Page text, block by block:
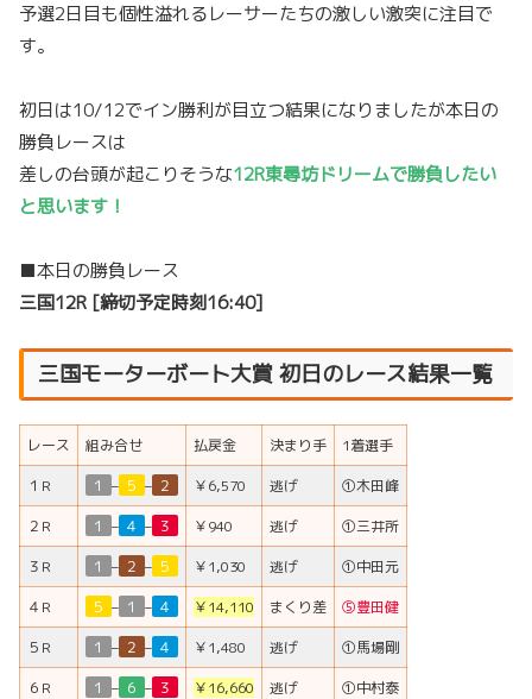
予選2日目も個性溢れるレーサーたちの激しい激突に注目で
す。
初日は10/12でイン勝利が目立つ結果になりましたが本日の
勝負レースは
差しの台頭が起こりそうな12R東尋坊ドリームで勝負したい
と思います！
■本日の勝負レース
三国12R [締切予定時刻16:40]
三国モーターボート大賞 初日のレース結果一覧
レース 組み合せ 払戻金 決まり手
1着選手
１R
１ – ５ – ２ ￥6,570 逃げ
①木田峰
２R
１ – ４ – ３ ￥940 逃げ
①三井所
３R
１ – ２ – ５ ￥1,030 逃げ
①中田元
４R
５ – １ – ４ ￥14,110 まくり差
⑤豊田健
５R
１ – ２ – ４ ￥1,480 逃げ
①馬場剛
６R
１ – ６ – ３ ￥16,660 逃げ
①中村泰